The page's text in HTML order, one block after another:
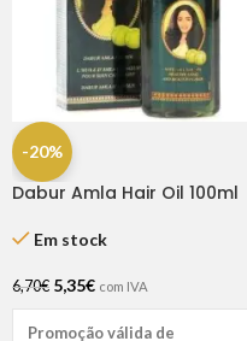
-20%
Dabur Amla Hair Oil 100ml
Em stock
6,70€ 5,35€ com IVA
Promoção válida de